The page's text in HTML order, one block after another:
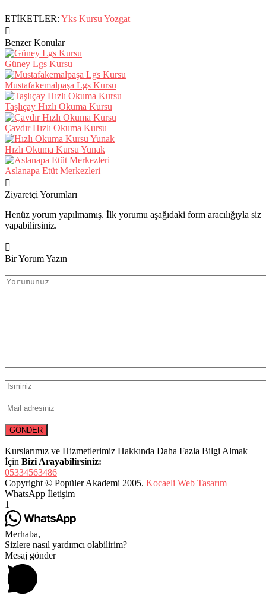
ETİKETLER: Yks Kursu Yozgat
Benzer Konular
Güney Lgs Kursu
Mustafakemalpaşa Lgs Kursu
Taşlıçay Hızlı Okuma Kursu
Çavdır Hızlı Okuma Kursu
Hızlı Okuma Kursu Yunak
Aslanapa Etüt Merkezleri
Ziyaretçi Yorumları
Henüz yorum yapılmamış. İlk yorumu aşağıdaki form aracılığıyla siz
yapabilirsiniz.
Bir Yorum Yazın
Kurslarımız ve Hizmetlerimiz Hakkında Daha Fazla Bilgi Almak
İçin Bizi Arayabilirsiniz:
05334563486
Copyright © Popüler Akademi 2005. Kocaeli Web Tasarım
WhatsApp İletişim
1
Merhaba,
Sizlere nasıl yardımcı olabilirim?
Mesaj gönder